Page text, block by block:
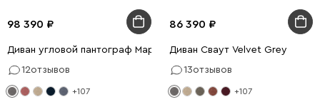
98 390
Диван угловой пантограф Маркфул Velvet Grey
12отзывов
+107
86 390
Диван Сваут Velvet Grey
13отзывов
+107